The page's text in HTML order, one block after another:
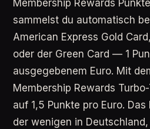
Membership Rewards
sammelst du automatisch
American Express Gold
oder der Green Card — 1
ausgegebenem Euro. Mit
Membership Rewards
auf 1,5 Punkte pro Euro.
der wenigen in